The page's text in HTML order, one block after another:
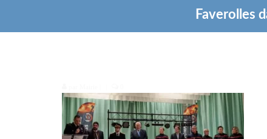
Faverolles